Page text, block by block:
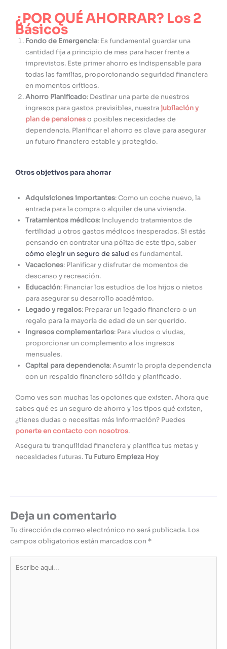
¿POR QUÉ AHORRAR? Los 2
Básicos
Fondo de Emergencia: Es fundamental guardar una
cantidad fija a principio de mes para hacer frente a
imprevistos. Este primer ahorro es indispensable para
todas las familias, proporcionando seguridad financiera
en momentos críticos.
Ahorro Planificado: Destinar una parte de nuestros
ingresos para gastos previsibles, nuestrajubilación y
plan de pensioneso posibles necesidades de
dependencia. Planificar el ahorro es clave para asegurar
un futuro financiero estable y protegido.
Otros objetivos para ahorrar
Adquisiciones importantes: Como un coche nuevo, la
entrada para la compra o alquiler de una vivienda.
Tratamientos médicos: Incluyendo tratamientos de
fertilidad u otros gastos médicos inesperados. Si estás
pensando en contratar una póliza de este tipo, saber
cómo elegir un seguro de salud es fundamental.
Vacaciones: Planificar y disfrutar de momentos de
descanso y recreación.
Educación: Financiar los estudios de los hijos o nietos
para asegurar su desarrollo académico.
Legado y regalos: Preparar un legado financiero o un
regalo para la mayoría de edad de un ser querido.
Ingresos complementarios: Para viudos o viudas,
proporcionar un complemento a los ingresos
mensuales.
Capital para dependencia: Asumir la propia dependencia
con un respaldo financiero sólido y planificado.
Como ves son muchas las opciones que existen. Ahora que
sabes qué es un seguro de ahorro y los tipos qué existen,
¿tienes dudas o necesitas más información? Puedes
ponerte en contacto con nosotros.
Asegura tu tranquilidad financiera y planifica tus metas y
necesidades futuras.Tu Futuro Empieza Hoy
Deja un comentario
Tu dirección de correo electrónico no será publicada. Los
campos obligatorios están marcados con *